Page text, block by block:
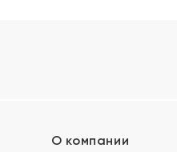
О компании